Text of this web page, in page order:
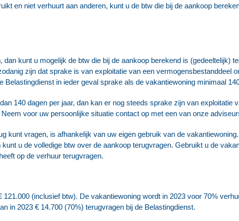
en niet verhuurt aan anderen, kunt u de btw die bij de aankoop
dan kunt u mogelijk de btw die bij de aankoop berekend is (gedeeltelijk)
zijn dat sprake is van exploitatie van een vermogensbestanddeel
Belastingdienst in ieder geval sprake als de vakantiewoning minimaal
140 dagen per jaar, dan kan er nog steeds sprake zijn van exploitatie
voor uw persoonlijke situatie contact op met een van onze
kunt vragen, is afhankelijk van uw eigen gebruik van de
u de volledige btw over de aankoop terugvragen. Gebruikt u de
op de verhuur terugvragen.
(inclusief btw). De vakantiewoning wordt in 2023 voor 70%
in 2023 € 14.700 (70%) terugvragen bij de Belastingdienst.